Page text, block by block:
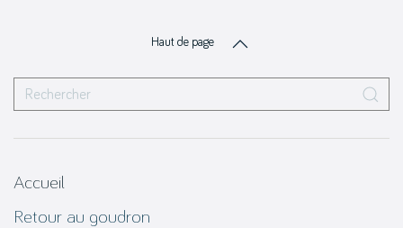
Haut de page
Accueil
Retour au goudron